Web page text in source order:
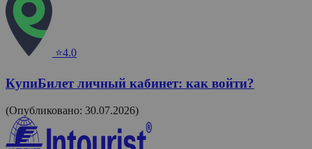
⭐4.0
КупиБилет личный кабинет: как войти?
(Опубликовано: 30.07.2026)